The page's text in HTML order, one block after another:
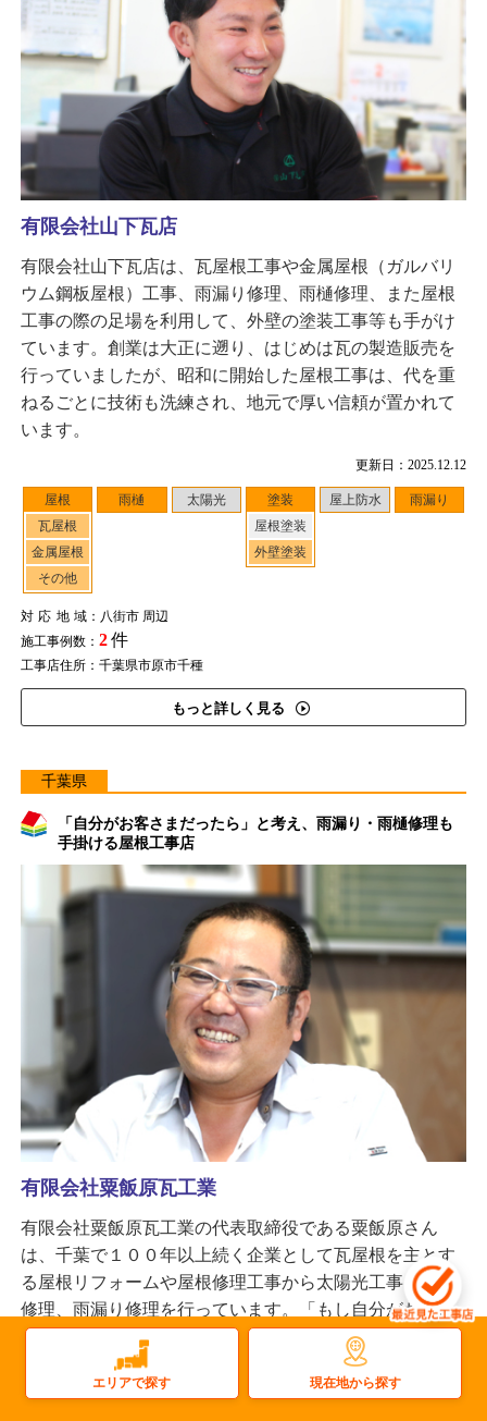
更新日：2025.12.12
屋根
瓦屋根
金属屋根
その他
雨樋 太陽光
塗装
屋根塗装
外壁塗装
屋上防水 雨漏り
対応地域：八街市 周辺
施工事例数： 2件
工事店住所：千葉県市原市千種
もっと詳しく見る
有限会社山下瓦店
有限会社山下瓦店は、瓦屋根工事や金属屋根（ガルバリ
ウム鋼板屋根）工事、雨漏り修理、雨樋修理、また屋根
工事の際の足場を利用して、外壁の塗装工事等も手がけ
ています。創業は大正に遡り、はじめは瓦の製造販売を
行っていましたが、昭和に開始した屋根工事は、代を重
ねるごとに技術も洗練され、地元で厚い信頼が置かれて
います。
千葉県
「自分がお客さまだったら」と考え、雨漏り・雨樋修理も
手掛ける屋根工事店
更新日：2025.12.12
有限会社粟飯原瓦工業
有限会社粟飯原瓦工業の代表取締役である粟飯原さん
は、千葉で１００年以上続く企業として瓦屋根を主とす
る屋根リフォームや屋根修理工事から太陽光工事、雨樋
修理、雨漏り修理を行っています。「もし自分がお客さ
まだったらどう思うだろう」と常にお客さまを意識する
姿勢を貫き、地元で絶対の信頼を得ています。
エリアで探す 現在地から探す